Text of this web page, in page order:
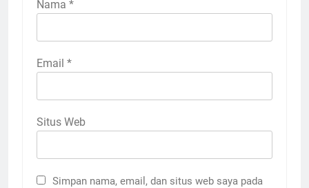
Nama *
Email *
Situs Web
Simpan nama, email, dan situs web saya pada